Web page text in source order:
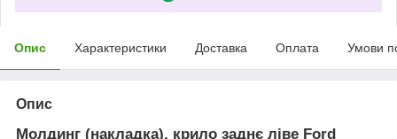
Опис Характеристики Доставка Оплата Умови
Опис
Молдинг (накладка), крило заднє ліве Ford